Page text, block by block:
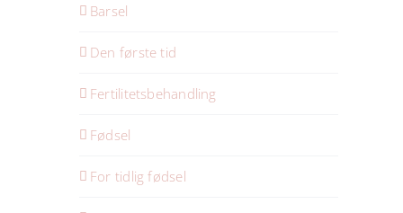
Barsel
Den første tid
Fertilitetsbehandling
Fødsel
For tidlig fødsel